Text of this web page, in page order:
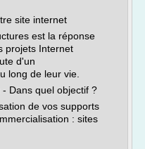
site internet
est la réponse
projets Internet
d'un
long de leur vie.
Dans quel objectif ?
de vos supports
: sites